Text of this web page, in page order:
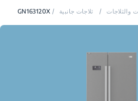
والثلاجات / ثلاجات جانبية /
GN163120X